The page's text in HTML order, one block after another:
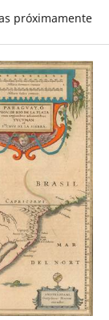
próximamente